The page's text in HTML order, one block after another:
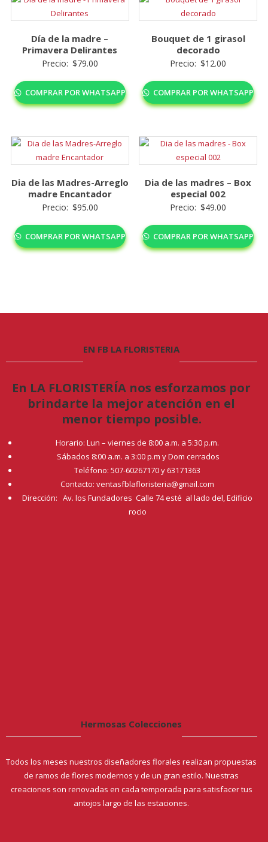
Día de la madre –
Primavera Delirantes
Precio: $79.00
COMPRAR POR WHATSAPP
Bouquet de 1 girasol
decorado
Precio: $12.00
COMPRAR POR WHATSAPP
Dia de las Madres-Arreglo
madre Encantador
Precio: $95.00
COMPRAR POR WHATSAPP
Dia de las madres – Box
especial 002
Precio: $49.00
COMPRAR POR WHATSAPP
EN FB LA FLORISTERIA
En LA FLORISTERÍA nos esforzamos por
brindarte la mejor atención en el
menor tiempo posible.
Horario: Lun – viernes de 8:00 a.m. a 5:30 p.m.
Sábados 8:00 a.m. a 3:00 p.m y Dom cerrados
Teléfono: 507-60267170 y 63171363
Contacto: ventasfblafloristeria@gmail.com
Dirección: Av. los Fundadores Calle 74 esté al lado del, Edificio
rocio
Hermosas Colecciones
Todos los meses nuestros diseñadores florales realizan propuestas
de ramos de flores modernos y de un gran estilo. Nuestras
creaciones son renovadas en cada temporada para satisfacer tus
antojos largo de las estaciones.